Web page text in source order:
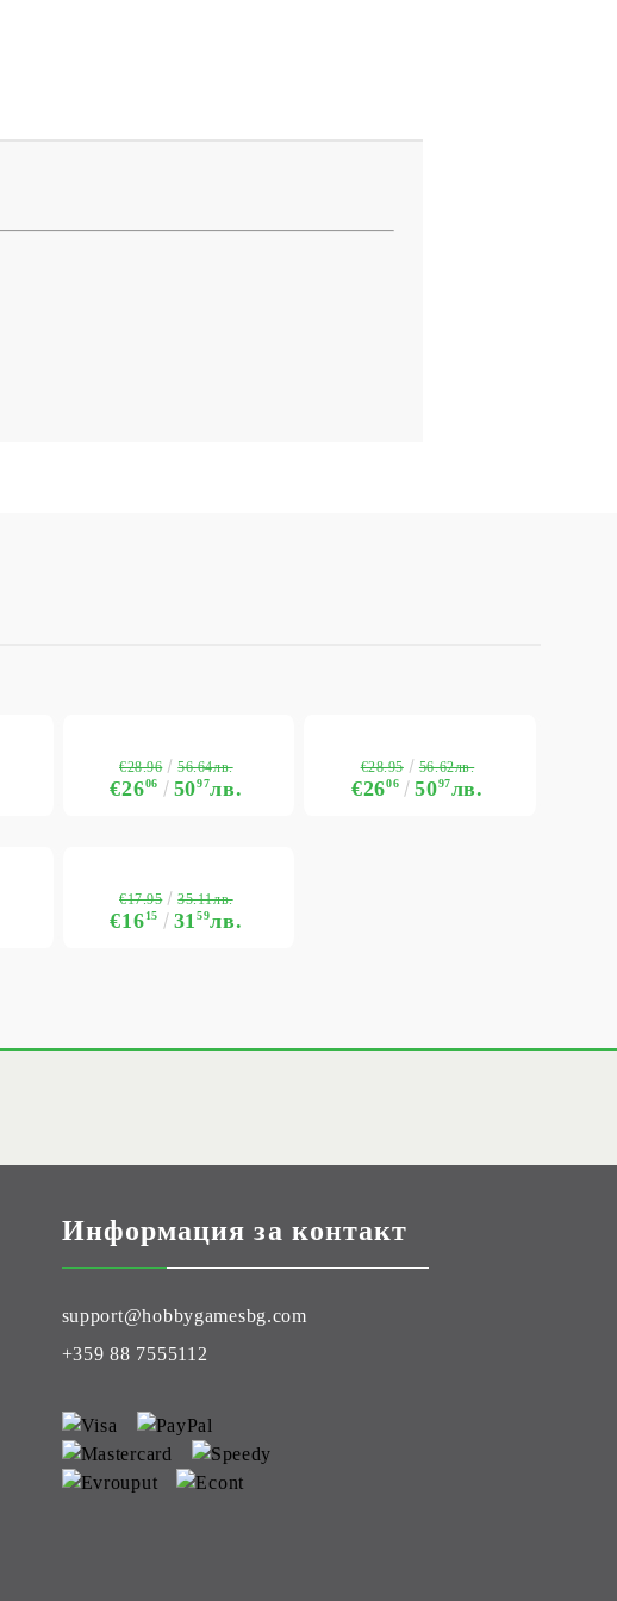
€2606 5097лв.
€28.96 56.64лв.
€2606 5097лв.
€28.95 56.62лв.
€1615 3159лв.
€17.95 35.11лв.
Информация за контакт
support@hobbygamesbg.com
+359 88 7555112